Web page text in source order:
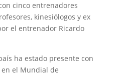
cinco entrenadores
kinesiólogos y ex
el entrenador Ricardo
ha estado presente con
el Mundial de